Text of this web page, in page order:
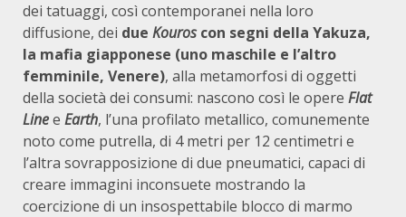
dei tatuaggi, così contemporanei nella loro
diffusione, dei due Kouroscon segni della Yakuza,
la mafia giapponese (uno maschile e l’altro
femminile, Venere), alla metamorfosi di oggetti
della società dei consumi: nascono così le opere Flat
Linee Earth, l’una profilato metallico, comunemente
noto come putrella, di 4 metri per 12 centimetri e
l’altra sovrapposizione di due pneumatici, capaci di
creare immagini inconsuete mostrando la
coercizione di un insospettabile blocco di marmo